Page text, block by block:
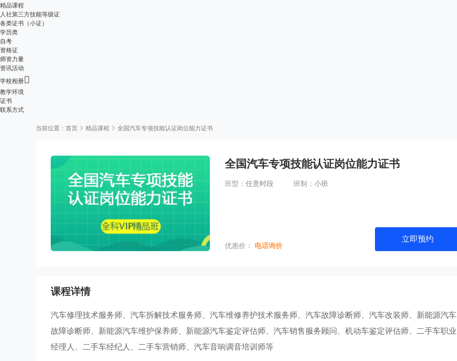
精品课程
人社第三方技能等级证
各类证书（小证）
学历类
自考
资格证
师资力量
资讯活动
学校相册
教学环境
证书
联系方式
当前位置： 首页 精品课程 全国汽车专项技能认证岗位能力证书
全国汽车专项技能认证岗位能力证书
班型： 任意时段 班制： 小班
优惠价： 电话询价
立即预约
课程详情
汽车修理技术服务师、汽车拆解技术服务师、汽车维修养护技术服务师、汽车故障诊断师、汽车改装师、新能源汽车
故障诊断师、新能源汽车维护保养师、新能源汽车鉴定评估师、汽车销售服务顾问、机动车鉴定评估师、二手车职业
经理人、二手车经纪人、二手车营销师、汽车音响调音培训师等